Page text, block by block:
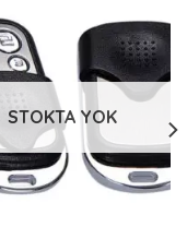
STOKTA YOK